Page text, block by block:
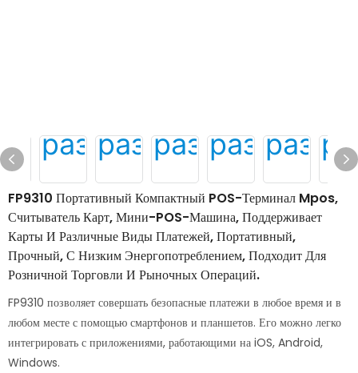
FP9310 Портативный Компактный POS-Терминал Mpos,
Считыватель Карт, Мини-POS-Машина, Поддерживает
Карты И Различные Виды Платежей, Портативный,
Прочный, С Низким Энергопотреблением, Подходит Для
Розничной Торговли И Рыночных Операций.
FP9310 позволяет совершать безопасные платежи в любое время и в
любом месте с помощью смартфонов и планшетов. Его можно легко
интегрировать с приложениями, работающими на iOS, Android,
Windows.